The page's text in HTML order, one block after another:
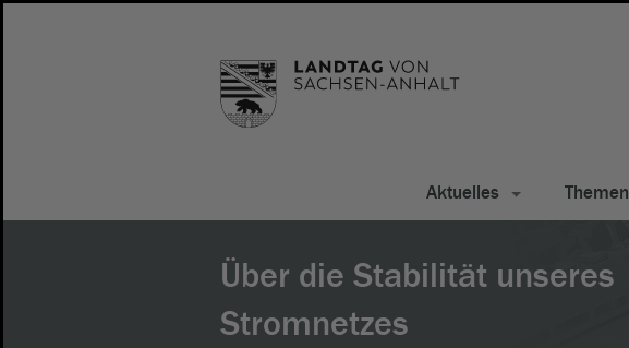
Aktuelles Themen
Über die Stabilität unseres
Stromnetzes